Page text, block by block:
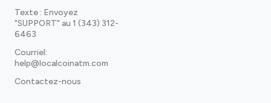
Texte : Envoyez
"SUPPORT" au 1 (343) 312-
6463
Courriel:
help@localcoinatm.com
Contactez-nous